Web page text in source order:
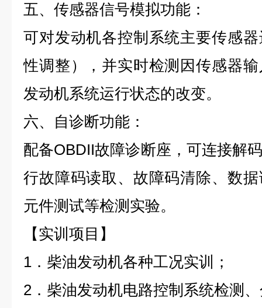
五、传感器信号模拟功能：
可对发动机各控制系统主要传感
性调整），并实时检测因传感器
发动机系统运行状态的改变。
六、自诊断功能：
配备OBDII故障诊断座，可连接解
行故障码读取、故障码清除、数
元件测试等检测实验。
【实训项目】
1．柴油发动机各种工况实训；
2．柴油发动机电路控制系统检测